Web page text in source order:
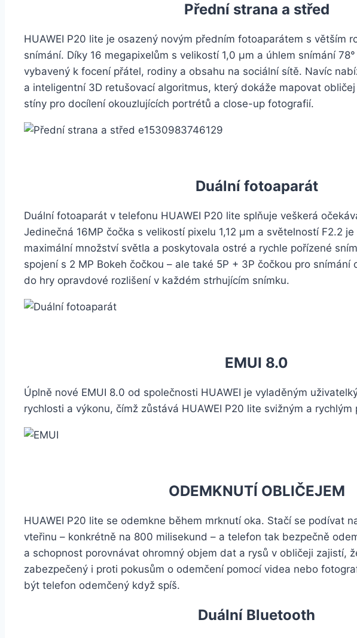
Přední strana a střed
HUAWEI P20 lite je osazený novým předním fotoaparátem s větším
snímání. Díky 16 megapixelům s velikostí 1,0 μm a úhlem snímání
vybavený k focení přátel, rodiny a obsahu na sociální sítě. Navíc
a inteligentní 3D retušovací algoritmus, který dokáže mapovat
stíny pro docílení okouzlujících portrétů a close-up fotografií.
Duální fotoaparát
Duální fotoaparát v telefonu HUAWEI P20 lite splňuje veškerá
Jedinečná 16MP čočka s velikostí pixelu 1,12 μm a světelností F2.2
maximální množství světla a poskytovala ostré a rychle pořízené
spojení s 2 MP Bokeh čočkou – ale také 5P + 3P čočkou pro snímání
do hry opravdové rozlišení v každém strhujícím snímku.
EMUI 8.0
Úplně nové EMUI 8.0 od společnosti HUAWEI je vyladěným
rychlosti a výkonu, čímž zůstává HUAWEI P20 lite svižným a
ODEMKNUTÍ OBLIČEJEM
HUAWEI P20 lite se odemkne během mrknutí oka. Stačí se podívat
vteřinu – konkrétně na 800 milisekund – a telefon tak bezpečně
a schopnost porovnávat ohromný objem dat a rysů v obličeji zajistí,
zabezpečený i proti pokusům o odemčení pomocí videa nebo
být telefon odemčený když spíš.
Duální Bluetooth